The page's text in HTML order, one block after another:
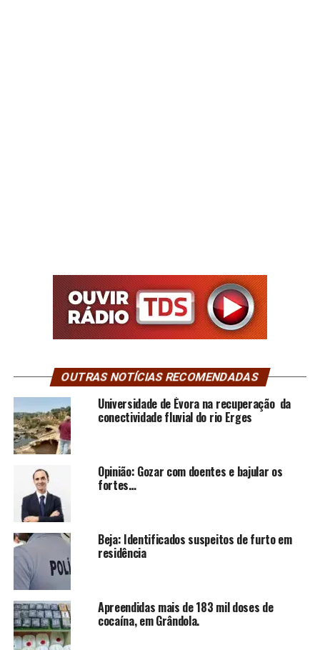
OUTRAS NOTÍCIAS RECOMENDADAS
Universidade de Évora na recuperação da
conectividade fluvial do rio Erges
Opinião: Gozar com doentes e bajular os
fortes…
Beja: Identificados suspeitos de furto em
residência
Apreendidas mais de 183 mil doses de
cocaína, em Grândola.